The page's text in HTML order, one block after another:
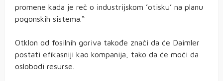
promene kada je reč o industrijskom ’otisku’ na planu
pogonskih sistema.“
Otklon od fosilnih goriva takođe znači da će Daimler
postati efikasniji kao kompanija, tako da će moći da
oslobodi resurse.